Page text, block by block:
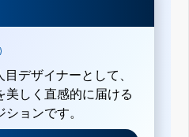
デザイナーとして、
美しく直感的に届ける
ョンです。